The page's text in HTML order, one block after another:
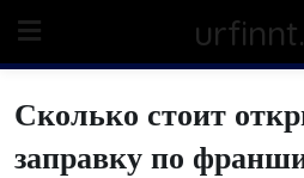
content
Сколько стоит
заправку по